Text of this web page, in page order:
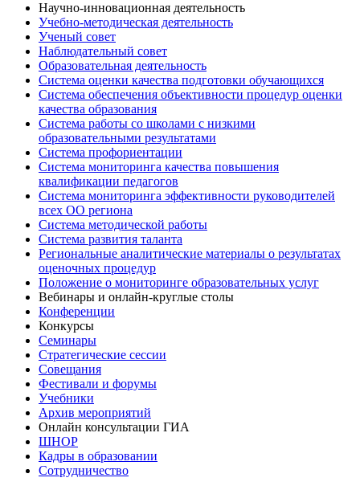
Научно-инновационная деятельность
Учебно-методическая деятельность
Ученый совет
Наблюдательный совет
Образовательная деятельность
Система оценки качества подготовки обучающихся
Система обеспечения объективности процедур оценки
качества образования
Система работы со школами с низкими
образовательными результатами
Система профориентации
Система мониторинга качества повышения
квалификации педагогов
Система мониторинга эффективности руководителей
всех ОО региона
Система методической работы
Система развития таланта
Региональные аналитические материалы о результатах
оценочных процедур
Положение о мониторинге образовательных услуг
Вебинары и онлайн-круглые столы
Конференции
Конкурсы
Семинары
Стратегические сессии
Совещания
Фестивали и форумы
Учебники
Архив мероприятий
Онлайн консультации ГИА
ШНОР
Кадры в образовании
Сотрудничество